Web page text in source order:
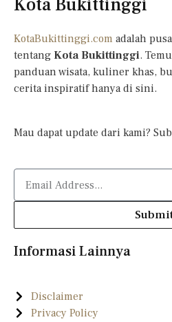
Kota Bukittinggi
KotaBukittinggi.com adalah
tentang Kota Bukittinggi.
panduan wisata, kuliner khas,
cerita inspiratif hanya di sini.
Mau dapat update dari kami?
Informasi Lainnya
Disclaimer
Privacy Policy